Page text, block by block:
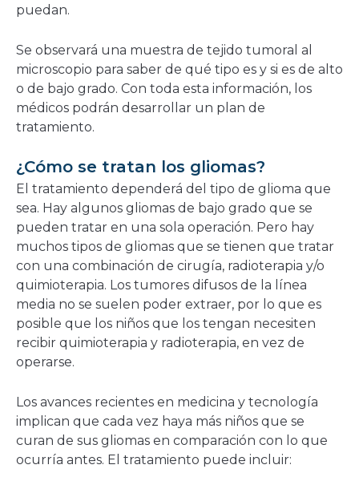
puedan.
Se observará una muestra de tejido tumoral al
microscopio para saber de qué tipo es y si es de alto
o de bajo grado. Con toda esta información, los
médicos podrán desarrollar un plan de
tratamiento.
¿Cómo se tratan los gliomas?
El tratamiento dependerá del tipo de glioma que
sea. Hay algunos gliomas de bajo grado que se
pueden tratar en una sola operación. Pero hay
muchos tipos de gliomas que se tienen que tratar
con una combinación de cirugía, radioterapia y/o
quimioterapia. Los tumores difusos de la línea
media no se suelen poder extraer, por lo que es
posible que los niños que los tengan necesiten
recibir quimioterapia y radioterapia, en vez de
operarse.
Los avances recientes en medicina y tecnología
implican que cada vez haya más niños que se
curan de sus gliomas en comparación con lo que
ocurría antes. El tratamiento puede incluir: